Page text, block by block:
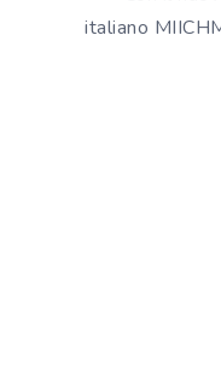
italiano